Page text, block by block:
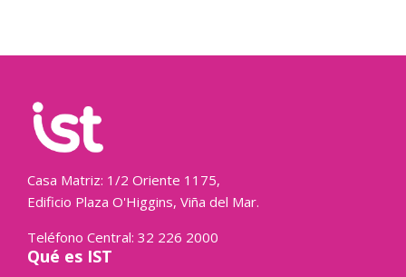
Casa Matriz: 1/2 Oriente 1175,
Edificio Plaza O'Higgins, Viña del Mar.
Teléfono Central: 32 226 2000
Qué es IST